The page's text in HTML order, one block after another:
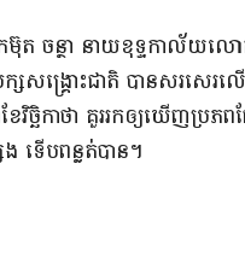
ចន្ថា នាយខុទ្ទកាល័យ​ល
សង្គ្រោះ​ជាតិ បាន​សរសេរ​ល
វិច្ឆិកា​ថា គួរ​រកឲ្យឃើញ​ប្រភព​
ង ទើប​ពន្លត់​បាន​។​